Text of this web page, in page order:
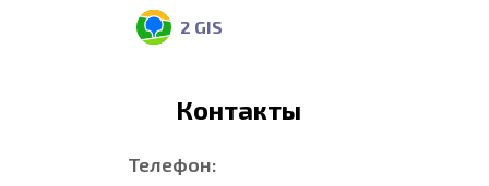
2 GIS
Контакты
Телефон: